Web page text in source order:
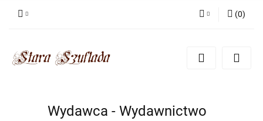
Zarejestruj się
(0)
Wydawca - Wydawnictwo